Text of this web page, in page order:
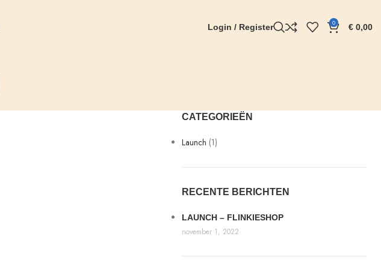
Login / Register 0 € 0,00
CATEGORIEËN
Launch (1)
RECENTE BERICHTEN
LAUNCH – FLINKIESHOP
november 1, 2022